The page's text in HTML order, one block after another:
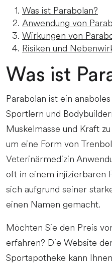
Was ist Parabolan?
Anwendung von
Wirkungen von
Risiken und
Was ist
Parabolan ist ein
Sportlern und
Muskelmasse und Kraft
um eine Form von
Veterinärmedizin
oft in einem injizierbaren
sich aufgrund seiner
einen Namen gemacht.
Möchten Sie den Preis
erfahren? Die Website
Sportapotheke kann